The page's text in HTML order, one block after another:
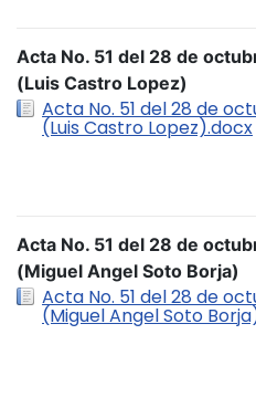
Acta No. 51 del 28 de
(Luis Castro Lopez)
Acta No. 51 del 28 de
(Luis Castro Lopez).docx
Acta No. 51 del 28 de
(Miguel Angel Soto Borja)
Acta No. 51 del 28 de
(Miguel Angel Soto